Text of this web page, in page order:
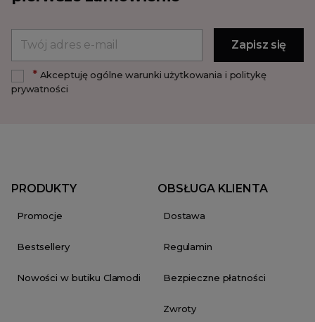
*Akceptuję ogólne warunki użytkowania i politykę
prywatności
PRODUKTY
Promocje
Bestsellery
Nowości w butiku Clamodi
OBSŁUGA KLIENTA
Dostawa
Regulamin
Bezpieczne płatności
Zwroty